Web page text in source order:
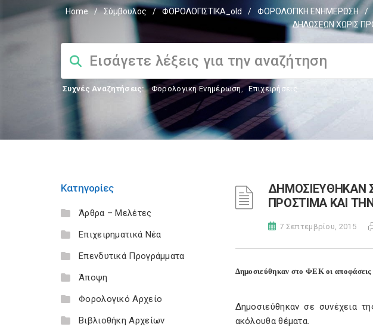
Home / Σύμβουλος / ΦΟΡΟΛΟΓΙΣΤΙΚΑ_old / ΦΟΡΟΛΟΓΙΚΗ ΕΝΗΜΕΡΩΣΗ /
ΔΗΛΩΣΕΩΝ ΧΩΡΙΣ
Συχνές Αναζητήσεις: Φορολογικη Ενημέρωση, Επιχειρήσεις
Κατηγορίες
Άρθρα – Μελέτες
Επιχειρηματικά Νέα
Επενδυτικά Προγράμματα
Άποψη
Φορολογικό Αρχείο
Βιβλιοθήκη Αρχείων
ΔΗΜΟΣΙΕΥΘΗΚΑΝ
ΠΡΟΣΤΙΜΑ ΚΑΙ
7 Σεπτεμβρίου, 2015
Δημοσιεύθηκαν στο ΦΕΚ οι
Δημοσιεύθηκαν σε συνέχεια
ακόλουθα θέματα.